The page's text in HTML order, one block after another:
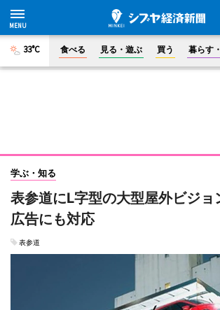
33°C 食べる 見る・遊ぶ 買う 暮らす
学ぶ・知る
表参道にL字型の大型屋外ビジ
広告にも対応
表参道